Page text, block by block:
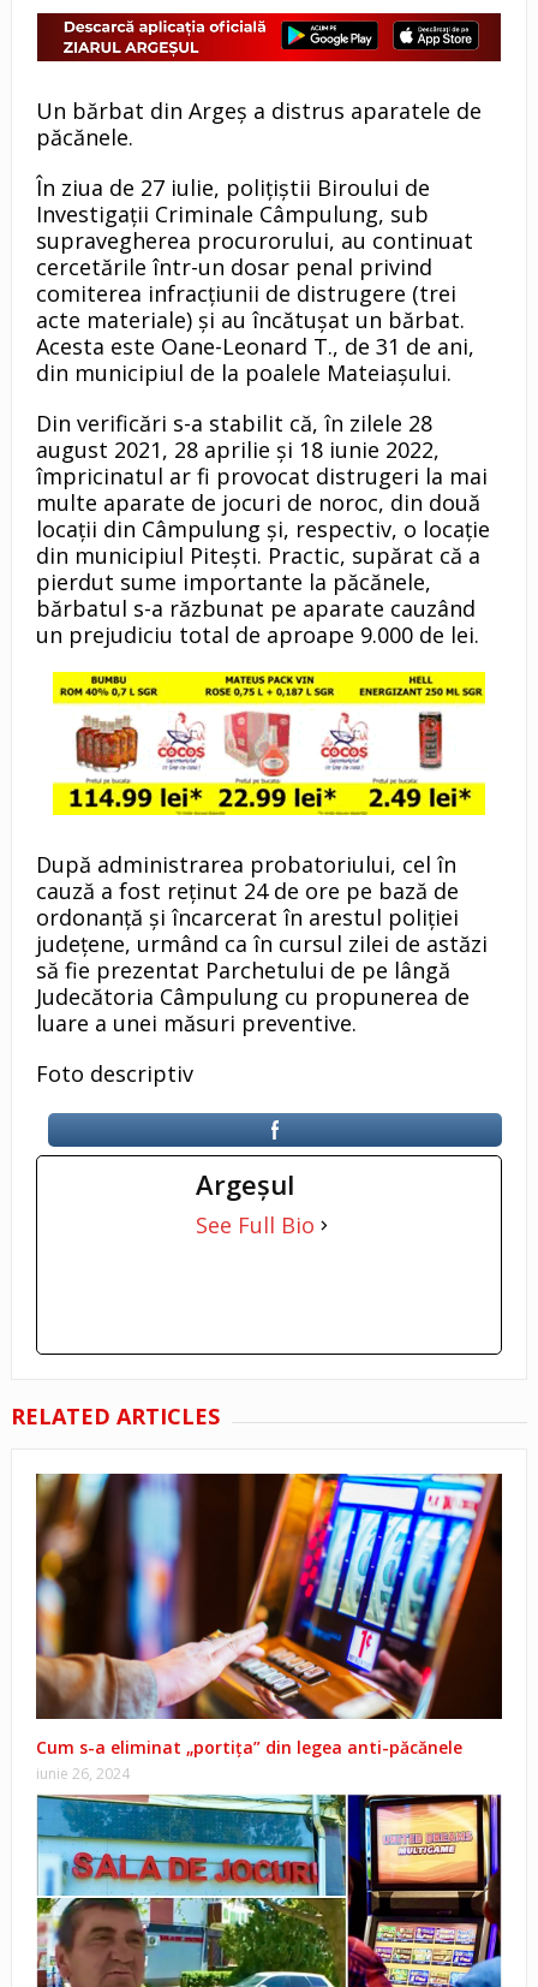
Un bărbat din Argeș a distrus aparatele de
păcănele.
În ziua de 27 iulie, polițiștii Biroului de
Investigații Criminale Câmpulung, sub
supravegherea procurorului, au continuat
cercetările într-un dosar penal privind
comiterea infracțiunii de distrugere (trei
acte materiale) și au încătuşat un bărbat.
Acesta este Oane-Leonard T., de 31 de ani,
din municipiul de la poalele Mateiaşului.
Din verificări s-a stabilit că, în zilele 28
august 2021, 28 aprilie şi 18 iunie 2022,
împricinatul ar fi provocat distrugeri la mai
multe aparate de jocuri de noroc, din două
locații din Câmpulung şi, respectiv, o locație
din municipiul Pitești. Practic, supărat că a
pierdut sume importante la păcănele,
bărbatul s-a răzbunat pe aparate cauzând
un prejudiciu total de aproape 9.000 de lei.
După administrarea probatoriului, cel în
cauză a fost reținut 24 de ore pe bază de
ordonanță şi încarcerat în arestul poliţiei
judeţene, urmând ca în cursul zilei de astăzi
să fie prezentat Parchetului de pe lângă
Judecătoria Câmpulung cu propunerea de
luare a unei măsuri preventive.
Foto descriptiv
Argeşul
See Full Bio
RELATED ARTICLES
Cum s-a eliminat „portița” din legea anti-păcănele
iunie 26, 2024